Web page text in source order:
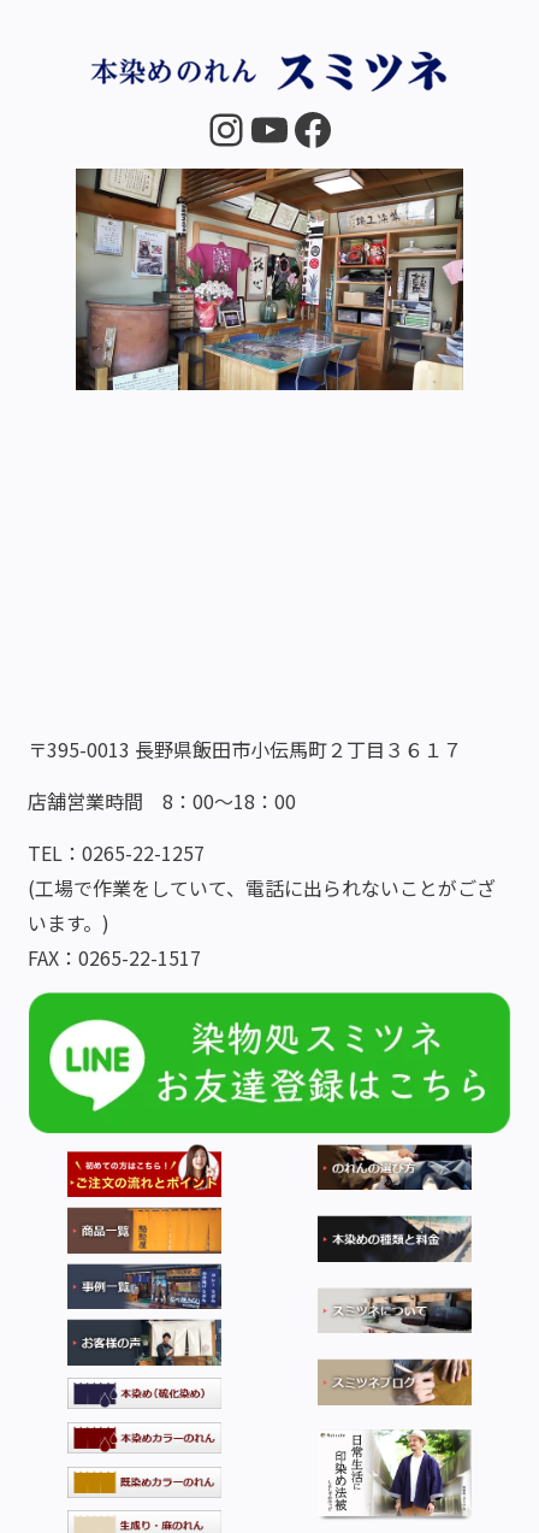
〒395-0013 長野県飯田市小伝馬町２丁目３６１７
店舗営業時間 8：00～18：00
TEL：0265-22-1257
(工場で作業をしていて、電話に出られないことがござ
います。)
FAX：0265-22-1517